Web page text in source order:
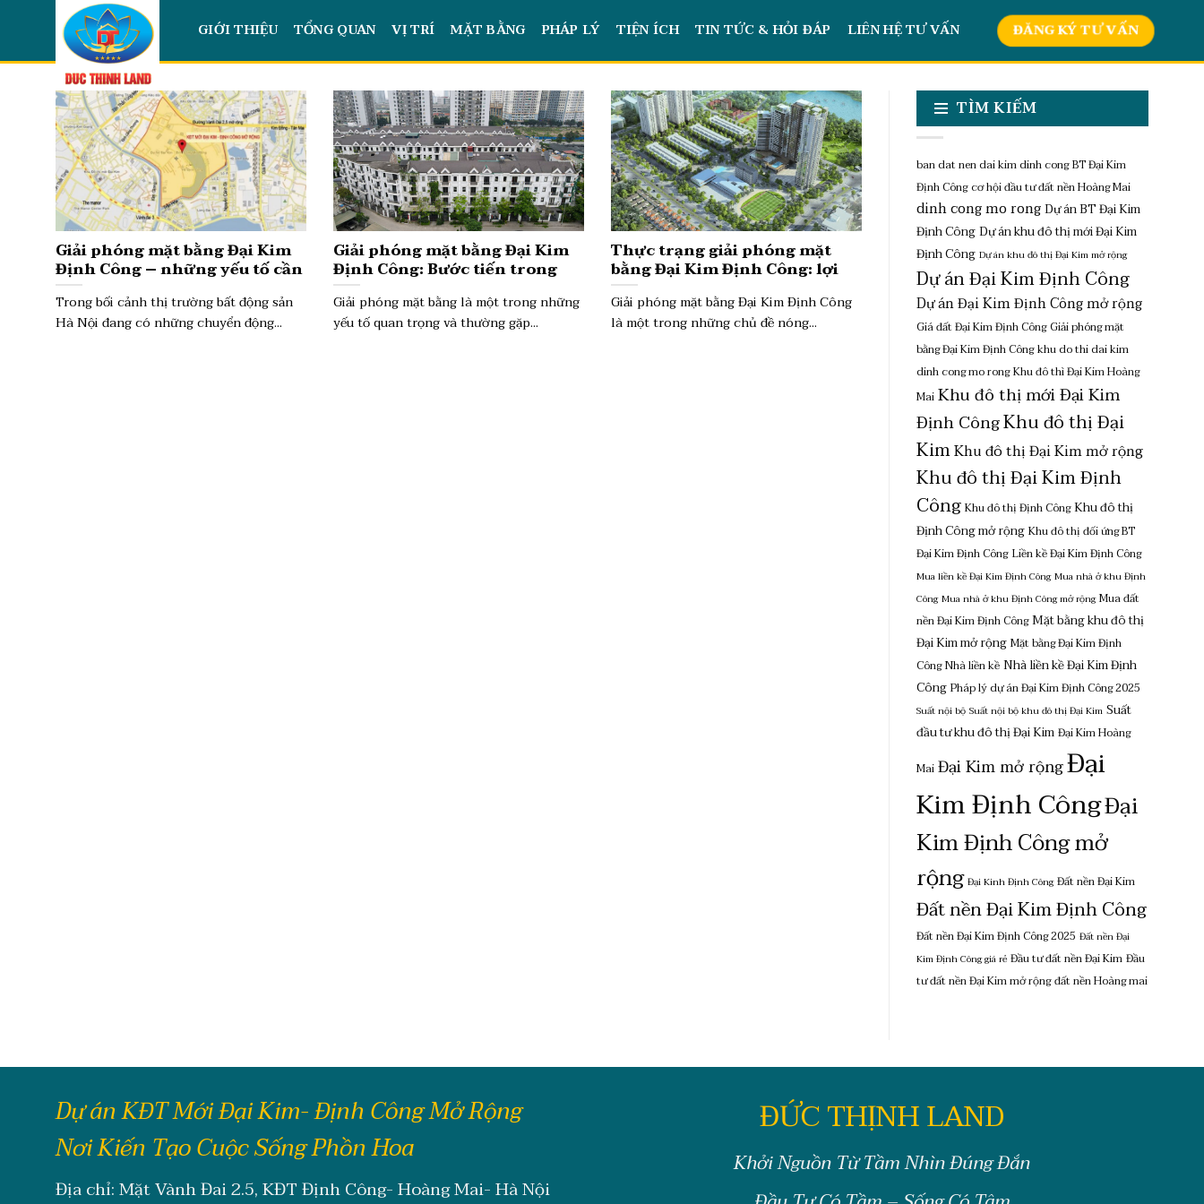
content
GIỚI THIỆU TỔNG QUAN VỊ TRÍ MẶT BẰNG PHÁP LÝ TIỆN ÍCH TIN TỨC & HỎI ĐÁP LIÊN HỆ TƯ VẤN ĐĂNG KÝ TƯ VẤN
Giải phóng mặt bằng Đại Kim
Định Công – những yếu tố cần
lưu ý trước khi đầu tư
Trong bối cảnh thị trường bất động sản
Hà Nội đang có những chuyển động...
Giải phóng mặt bằng Đại Kim
Định Công: Bước tiến trong
quy hoạch đô thị
Giải phóng mặt bằng là một trong những
yếu tố quan trọng và thường gặp...
Thực trạng giải phóng mặt
bằng Đại Kim Định Công: lợi
ích và thách thức
Giải phóng mặt bằng Đại Kim Định Công
là một trong những chủ đề nóng...
TÌM KIẾM
ban dat nen dai kim dinh congBT Đại Kim
Định Công cơ hội đầu tư đất nền Hoàng Mai
dinh cong mo rongDự án BT Đại Kim
Định CôngDự án khu đô thị mới Đại Kim
Định Công Dự án khu đô thị Đại Kim mở rộng
Dự án Đại Kim Định Công
Dự án Đại Kim Định Công mở rộng
Giá đất Đại Kim Định CôngGiải phóng mặt
bằng Đại Kim Định Côngkhu do thi dai kim
dinh cong mo rongKhu đô thì Đại Kim Hoàng
MaiKhu đô thị mới Đại Kim
Định CôngKhu đô thị Đại
KimKhu đô thị Đại Kim mở rộng
Khu đô thị Đại Kim Định
CôngKhu đô thị Định CôngKhu đô thị
Định Công mở rộngKhu đô thị đối ứng BT
Đại Kim Định Công Liền kề Đại Kim Định Công
Mua liền kề Đại Kim Định Công Mua nhà ở khu Định
Công Mua nhà ở khu Định Công mở rộng Mua đất
nền Đại Kim Định CôngMặt bằng khu đô thị
Đại Kim mở rộngMặt bằng Đại Kim Định
CôngNhà liền kềNhà liền kề Đại Kim Định
CôngPháp lý dự án Đại Kim Định Công 2025
Suất nội bộ Suất nội bộ khu đô thị Đại Kim Suất
đầu tư khu đô thị Đại KimĐại Kim Hoàng
MaiĐại Kim mở rộngĐại
Kim Định CôngĐại
Kim Định Công mở
rộng Đại Kinh Định Công Đất nền Đại Kim
Đất nền Đại Kim Định Công
Đất nền Đại Kim Định Công 2025 Đất nền Đại
Kim Định Công giá rẻ Đầu tư đất nền Đại KimĐầu
tư đất nền Đại Kim mở rộngđất nền Hoàng mai
Dự án KĐT Mới Đại Kim- Định Công Mở Rộng
Nơi Kiến Tạo Cuộc Sống Phồn Hoa
Địa chỉ: Mặt Vành Đai 2.5, KĐT Định Công- Hoàng Mai- Hà Nội
ĐỨC THỊNH LAND
Khởi Nguồn Từ Tầm Nhìn Đúng Đắn